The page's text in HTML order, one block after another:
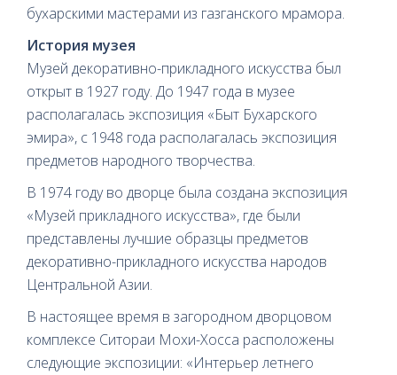
бухарскими мастерами из газганского мрамора.
История музея
Музей декоративно-прикладного искусства был
открыт в 1927 году. До 1947 года в музее
располагалась экспозиция «Быт Бухарского
эмира», с 1948 года располагалась экспозиция
предметов народного творчества.
В 1974 году во дворце была создана экспозиция
«Музей прикладного искусства», где были
представлены лучшие образцы предметов
декоративно-прикладного искусства народов
Центральной Азии.
В настоящее время в загородном дворцовом
комплексе Ситораи Мохи-Хосса расположены
следующие экспозиции: «Интерьер летнего